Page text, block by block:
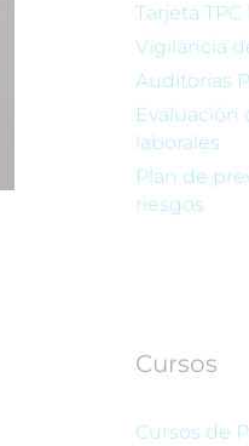
Tarjeta
Vigilancia
Auditorías
Evaluación
laborales
Plan de
riesgos
Cursos
Cursos de